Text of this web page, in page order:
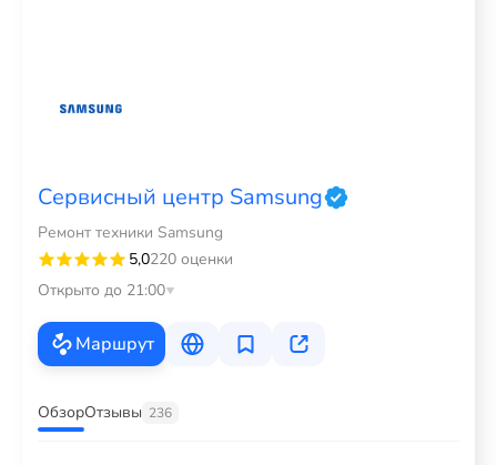
Сервисный центр Samsung
Ремонт техники Samsung
5,0220 оценки
Открыто до 21:00
Маршрут
ОбзорОтзывы 236